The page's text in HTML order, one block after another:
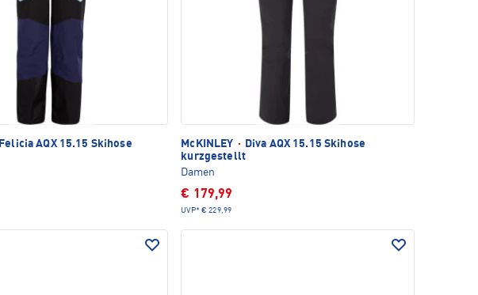
Felicia AQX 15.15 Skihose
McKINLEY ·
Diva AQX 15.15 Skihose
kurzgestellt
Damen
€ 179,99
UVP* € 229,99